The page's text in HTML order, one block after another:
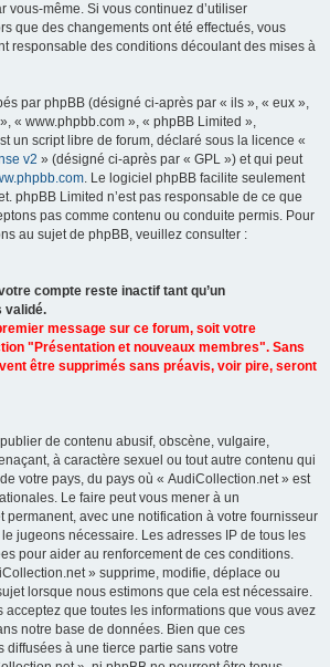
vous-même. Si vous continuez d’utiliser
que des changements ont été effectués, vous
responsable des conditions découlant des mises à
par phpBB (désigné ci-après par « ils », « eux »,
« www.phpbb.com », « phpBB Limited »,
un script libre de forum, déclaré sous la licence «
v2 » (désigné ci-après par « GPL ») et qui peut
. Le logiciel phpBB facilite seulement
phpBB Limited n’est pas responsable de ce que
pas comme contenu ou conduite permis. Pour
au sujet de phpBB, veuillez consulter :
compte reste inactif tant qu’un
validé.
message sur ce forum, soit votre
"Présentation et nouveaux membres". Sans
être supprimés sans préavis, voir pire, seront
de contenu abusif, obscène, vulgaire,
à caractère sexuel ou tout autre contenu qui
votre pays, du pays où « AudiCollection.net » est
Le faire peut vous mener à un
permanent, avec une notification à votre fournisseur
jugeons nécessaire. Les adresses IP de tous les
pour aider au renforcement de ces conditions.
» supprime, modifie, déplace ou
lorsque nous estimons que cela est nécessaire.
acceptez que toutes les informations que vous avez
notre base de données. Bien que ces
diffusées à une tierce partie sans votre